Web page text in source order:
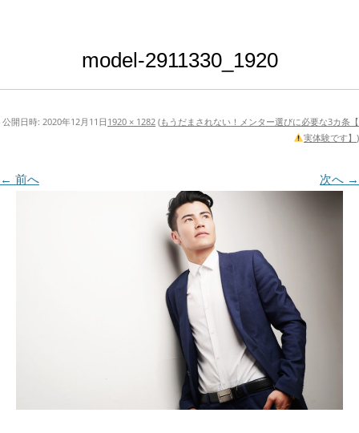
model-2911330_1920
公開日時: 2020年12月11日 1920 × 1282 (もうだまされない！メンター選びに必要な3カ条【
実体験です】 )
← 前へ 次へ →